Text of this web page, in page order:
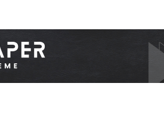
I WANT IN
I've read and accept thePrivacy